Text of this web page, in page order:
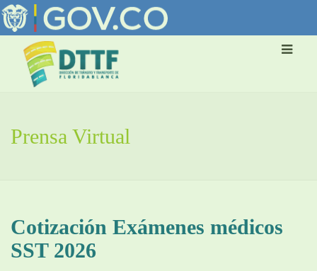
Prensa Virtual
Cotización Exámenes médicos
SST 2026